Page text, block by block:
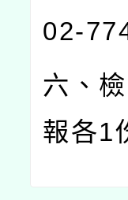
02-
六、
報各1